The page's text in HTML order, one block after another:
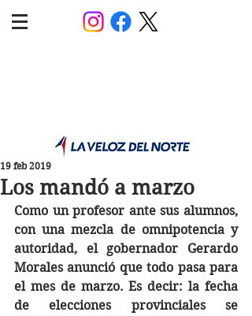
Los mandó a marzo
19 feb 2019
Como un profesor ante sus alumnos,
con una mezcla de omnipotencia y
autoridad, el gobernador Gerardo
Morales anunció que todo pasa para
el mes de marzo. Es decir: la fecha
de elecciones provinciales se